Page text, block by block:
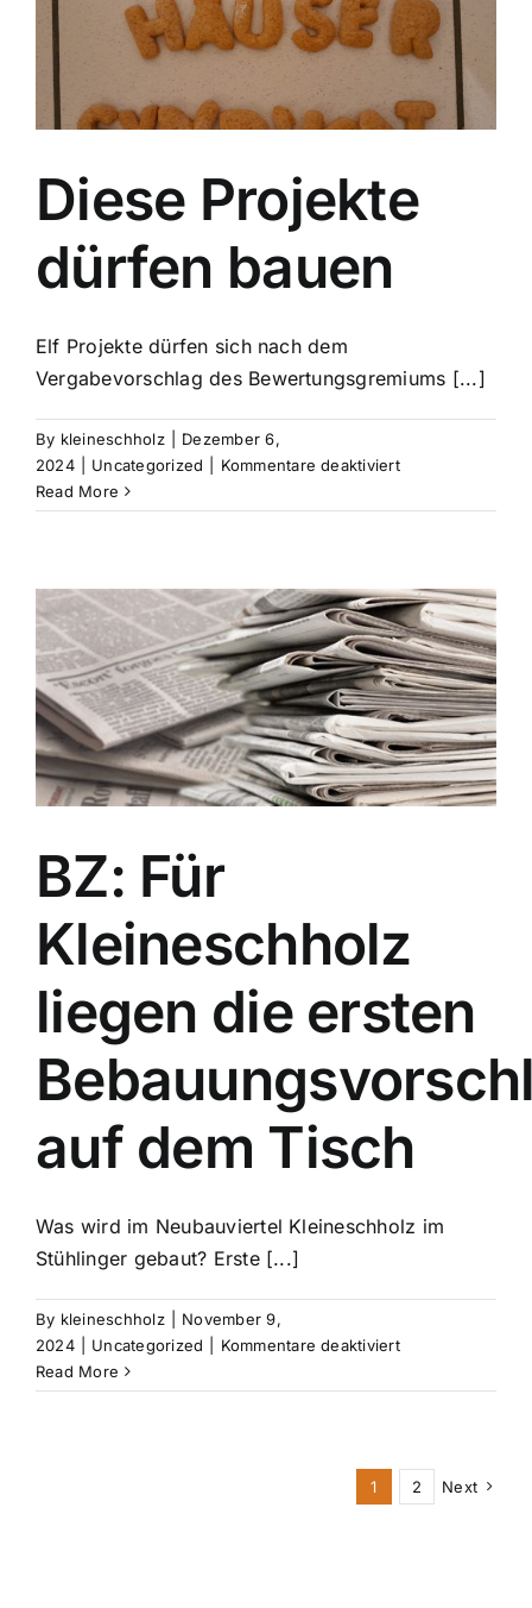
Diese Projekte
dürfen bauen
Elf Projekte dürfen sich nach dem
Vergabevorschlag des Bewertungsgremiums [...]
By kleineschholz
Dezember 6,
2024
Uncategorized Kommentare deaktiviertfür
Projekte
Read More
BZ: Für
Kleineschholz
liegen die ersten
auf dem Tisch
Was wird im Neubauviertel Kleineschholz im
Stühlinger gebaut? Erste [...]
By kleineschholz
November 9,
2024
Uncategorized Kommentare deaktiviertfür
Für
die
ersten
Read More
1 2 Next